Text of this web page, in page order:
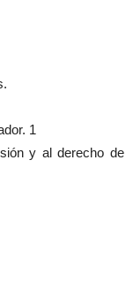
1
y al derecho de